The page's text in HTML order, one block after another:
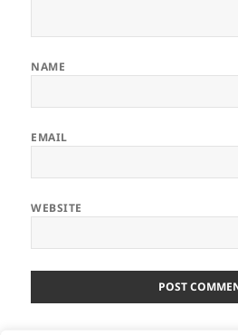
NAME
EMAIL
WEBSITE